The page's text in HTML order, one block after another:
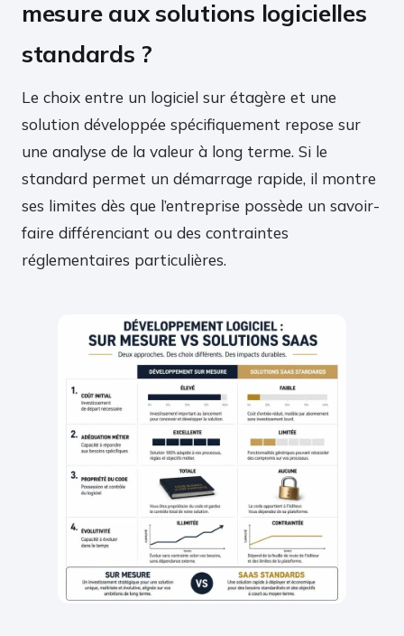
mesure aux solutions logicielles
standards ?
Le choix entre un logiciel sur étagère et une
solution développée spécifiquement repose sur
une analyse de la valeur à long terme. Si le
standard permet un démarrage rapide, il montre
ses limites dès que l’entreprise possède un savoir-
faire différenciant ou des contraintes
réglementaires particulières.